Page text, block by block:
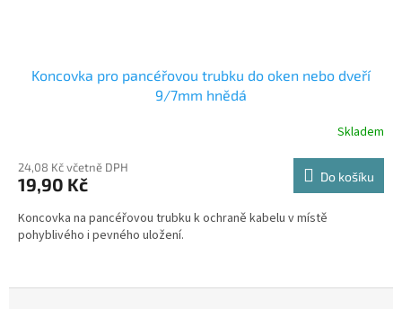
Koncovka pro pancéřovou trubku do oken nebo dveří
9/7mm hnědá
Skladem
24,08 Kč včetně DPH
19,90 Kč Do košíku
Koncovka na pancéřovou trubku k ochraně kabelu v místě
pohyblivého i pevného uložení.